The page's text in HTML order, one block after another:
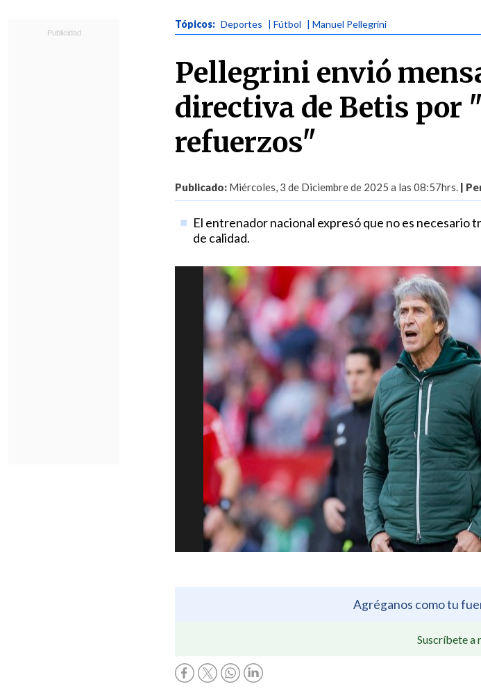
Tópicos: Deportes | Fútbol | Manuel Pellegrini
Pellegrini envió
directiva de Betis por
refuerzos"
Publicado: Miércoles, 3 de Diciembre de 2025 a las 08:57hrs. |
El entrenador nacional expresó que no es necesario
de calidad.
Agréganos como tu
Suscríbete a